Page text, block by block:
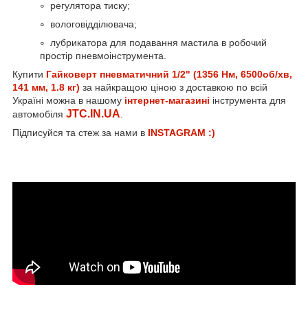
регулятора тиску;
вологовідділювача;
лубрикатора для подавання мастила в робочий
простір пневмоінструмента.
Купити Гайковерт пневматичний 1/2" (1356 Нм, 6500об/хв,
141 мм, 1.8 кг) за найкращою ціною з доставкою по всій
Україні можна в нашому інтернет-магазині інструмента для
автомобіля JTC.IN.UA
Підписуйся та стеж за нами в INSTAGRAM :)